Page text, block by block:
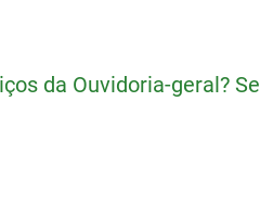
da Ouvidoria-geral? Se